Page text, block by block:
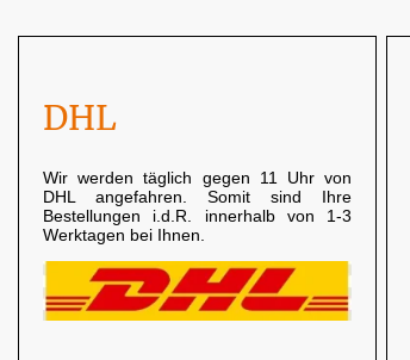
DHL
Wir werden täglich gegen 11 Uhr von
DHL angefahren. Somit sind Ihre
Bestellungen i.d.R. innerhalb von 1-3
Werktagen bei Ihnen.